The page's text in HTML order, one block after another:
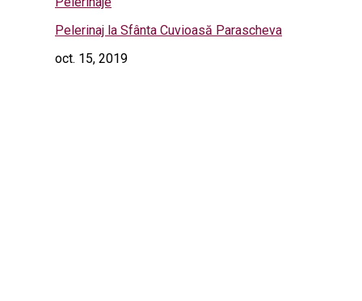
Pelerinaj la Sfânta Cuvioasă Parascheva
oct. 15, 2019